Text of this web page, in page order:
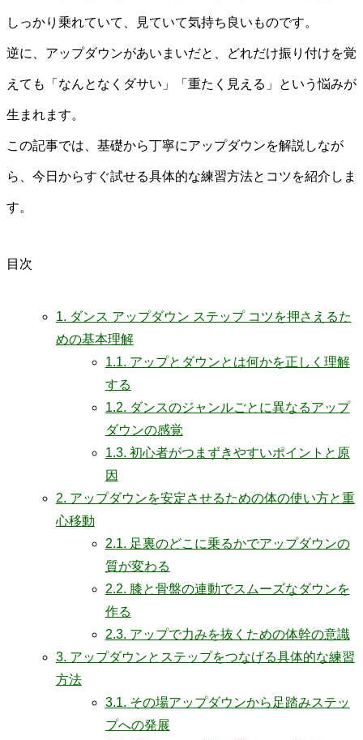
しっかり乗れていて、見ていて気持ち良いものです。
逆に、アップダウンがあいまいだと、どれだけ振り付けを覚
えても「なんとなくダサい」「重たく見える」という悩みが
生まれます。
この記事では、基礎から丁寧にアップダウンを解説しなが
ら、今日からすぐ試せる具体的な練習方法とコツを紹介しま
す。
目次
1. ダンス アップダウン ステップ コツを押さえるた
めの基本理解
1.1. アップとダウンとは何かを正しく理解
する
1.2. ダンスのジャンルごとに異なるアップ
ダウンの感覚
1.3. 初心者がつまずきやすいポイントと原
因
2. アップダウンを安定させるための体の使い方と重
心移動
2.1. 足裏のどこに乗るかでアップダウンの
質が変わる
2.2. 膝と骨盤の連動でスムーズなダウンを
作る
2.3. アップで力みを抜くための体幹の意識
3. アップダウンとステップをつなげる具体的な練習
方法
3.1. その場アップダウンから足踏みステッ
プへの発展